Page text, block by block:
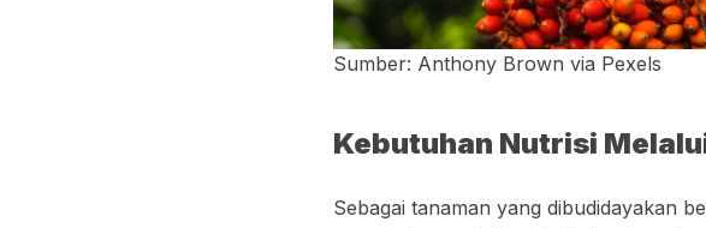
Sumber: Anthony Brown via Pexels
Kebutuhan Nutrisi
Sebagai tanaman yang dibudidayakan